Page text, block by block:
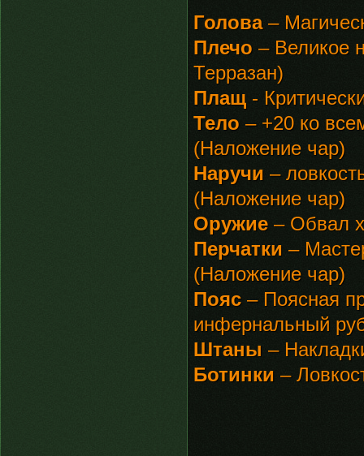
Голова–
Плечо – Великое
Терразан)
Плащ -
Тело – +20 ко
(Наложение чар)
Наручи –
(Наложение чар)
Оружие – Обвал
Перчатки –
(Наложение чар)
Пояс – Поясная
инфернальный
Штаны –
Ботинки –